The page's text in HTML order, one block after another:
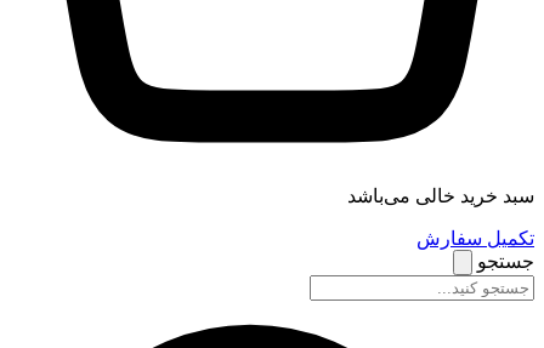
سبد خرید خالی می‌باشد
تکمیل سفارش
جستجو